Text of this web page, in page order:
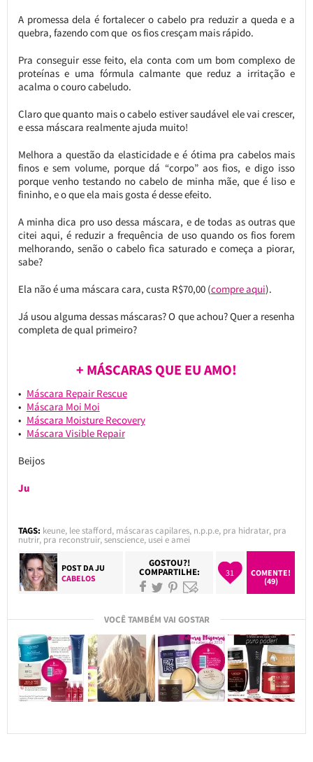
A promessa dela é fortalecer o cabelo pra reduzir a queda e a
quebra, fazendo com que os fios cresçam mais rápido.
Pra conseguir esse feito, ela conta com um bom complexo de
proteínas e uma fórmula calmante que reduz a irritação e
acalma o couro cabeludo.
Claro que quanto mais o cabelo estiver saudável ele vai crescer,
e essa máscara realmente ajuda muito!
Melhora a questão da elasticidade e é ótima pra cabelos mais
finos e sem volume, porque dá “corpo” aos fios, e digo isso
porque venho testando no cabelo de minha mãe, que é liso e
fininho, e o que ela mais gosta é desse efeito.
A minha dica pro uso dessa máscara, e de todas as outras que
citei aqui, é reduzir a frequência de uso quando os fios forem
melhorando, senão o cabelo fica saturado e começa a piorar,
sabe?
Ela não é uma máscara cara, custa R$70,00 (compre aqui).
Já usou alguma dessas máscaras? O que achou? Quer a resenha
completa de qual primeiro?
+ MÁSCARAS QUE EU AMO!
Máscara Repair Rescue
Máscara Moi Moi
Máscara Moisture Recovery
Máscara Visible Repair
Beijos
Ju
TAGS: keune, lee stafford, máscaras capilares, n.p.p.e, pra hidratar, pra
nutrir, pra reconstruir,senscience, usei e amei
POST DAJU
CABELOS
GOSTOU?!
COMPARTILHE: 31
COMENTE!
(49)
VOCÊ TAMBÉM VAI GOSTAR